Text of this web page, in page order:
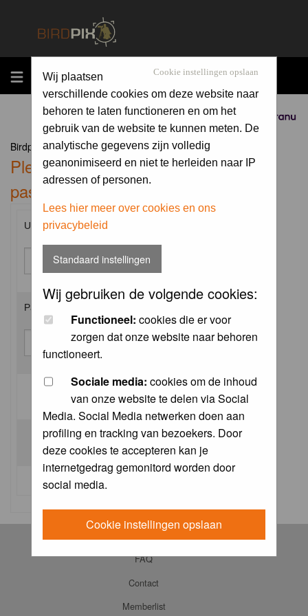
MENU
Sponsored by
Cookie instellingen opslaan
Wij plaatsen
verschillende cookies om deze website naar
behoren te laten functioneren en om het
gebruik van de website te kunnen meten. De
analytische gegevens zijn volledig
geanonimiseerd en niet te herleiden naar IP
adressen of personen.
Lees hier meer over cookies en ons
privacybeleid
Standaard instellingen
Wij gebruiken de volgende cookies:
Functioneel: cookies die er voor
zorgen dat onze website naar behoren
functioneert.
Sociale media: cookies om de inhoud
van onze website te delen via Social
Media. Social Media netwerken doen aan
profiling en tracking van bezoekers. Door
deze cookies te accepteren kan je
internetgedrag gemonitord worden door
social media.
Cookie instellingen opslaan
Birdpix.nl Forum Index
Please enter your username and
password to log in.
Username:
Password:
Log me on automatically each visit:
I forgot my password
FAQ
Contact
Memberlist